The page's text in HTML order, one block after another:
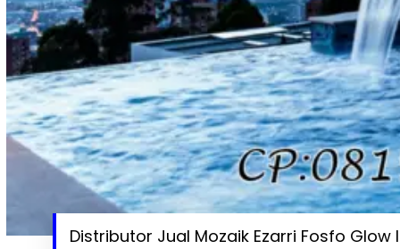
Distributor Jual Mozaik Ezarri Fosfo